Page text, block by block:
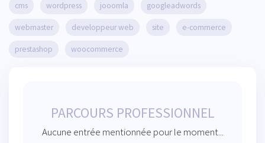
cms wordpress jooomla googleadwords
webmaster developpeur web site e-commerce
prestashop woocommerce
PARCOURS PROFESSIONNEL
Aucune entrée mentionnée pour le moment...